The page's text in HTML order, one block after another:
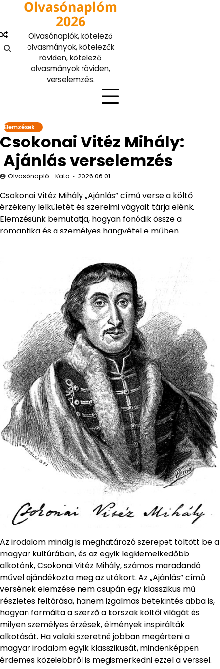
content
Olvasónaplóm
2026
Olvasónaplók, kötelező
olvasmányok, kötelezők
röviden, kötelező
olvasmányok röviden,
verselemzés.
Elemzések
Csokonai Vitéz Mihály:
Ajánlás verselemzés
Olvasónapló - Kata 2026.06.01.
Csokonai Vitéz Mihály „Ajánlás” című verse a költő
érzékeny lelkületét és szerelmi vágyait tárja elénk.
Elemzésünk bemutatja, hogyan fonódik össze a
romantika és a személyes hangvétel e műben.
Az irodalom mindig is meghatározó szerepet töltött be a
magyar kultúrában, és az egyik legkiemelkedőbb
alkotónk, Csokonai Vitéz Mihály, számos maradandó
művel ajándékozta meg az utókort. Az „Ajánlás” című
versének elemzése nem csupán egy klasszikus mű
részletes feltárása, hanem izgalmas betekintés abba is,
hogyan formálta a szerző a korszak költői világát és
milyen személyes érzések, élmények inspirálták
alkotását. Ha valaki szeretné jobban megérteni a
magyar irodalom egyik klasszikusát, mindenképpen
érdemes közelebbről is megismerkedni ezzel a verssel.